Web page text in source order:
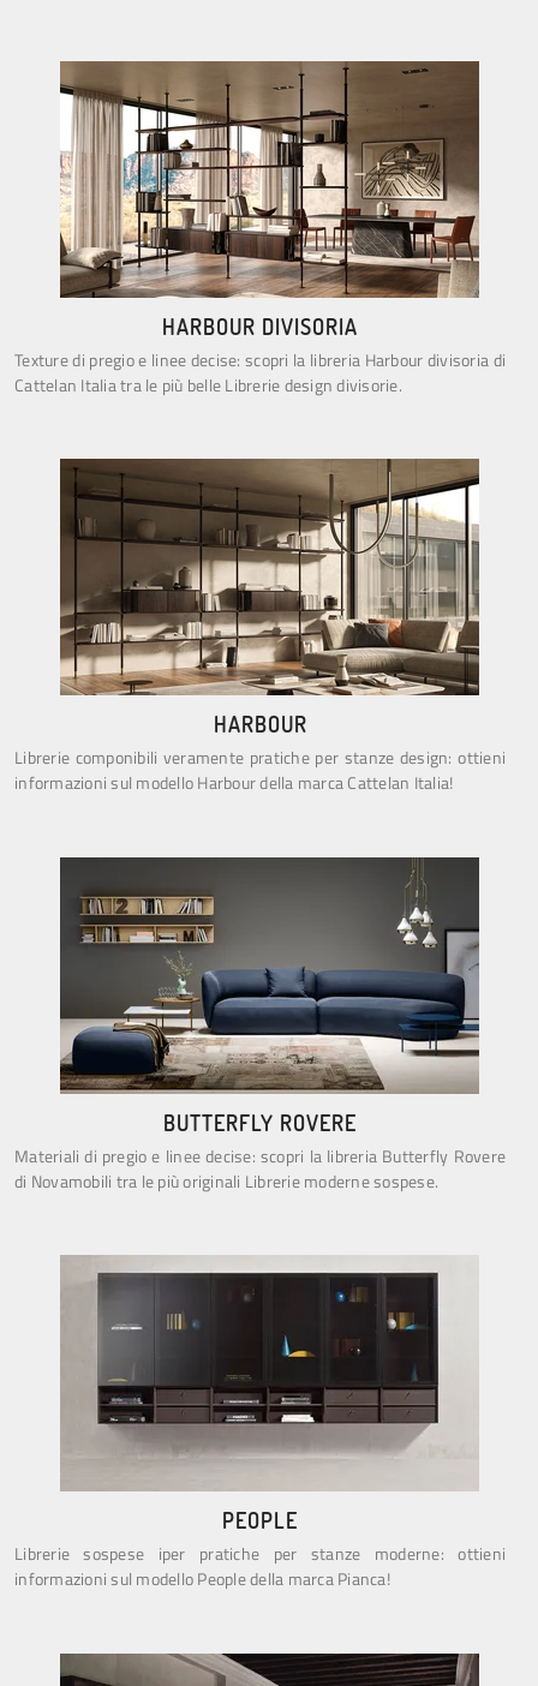
HARBOUR DIVISORIA
Texture di pregio e linee decise: scopri la libreria Harbour divisoria di
Cattelan Italia tra le più belle Librerie design divisorie.
HARBOUR
Librerie componibili veramente pratiche per stanze design: ottieni
informazioni sul modello Harbour della marca Cattelan Italia!
BUTTERFLY ROVERE
Materiali di pregio e linee decise: scopri la libreria Butterfly Rovere
di Novamobili tra le più originali Librerie moderne sospese.
PEOPLE
Librerie sospese iper pratiche per stanze moderne: ottieni
informazioni sul modello People della marca Pianca!